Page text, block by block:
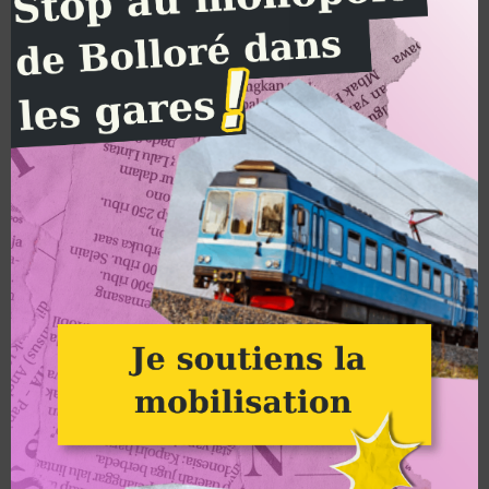
Groupe Alternatiba Strasbourg
Faisons barrage au désastre
social et écologique que
représente la réforme des
retraites !
Alternatiba Strasbourg appelle à la
grève ce jeudi 19 janvier 2023, et à
tous types de mobilisations contre
cette réforme des retraites
profondément injuste, inutile et anti-
écologique.
LIRE L'ARTICLE